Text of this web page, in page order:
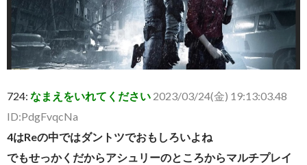
724: なまえをいれてください 2023/03/24(金) 19:13:03.48
ID:PdgFvqcNa
4はReの中ではダントツでおもしろいよね
でもせっかくだからアシュリーのところからマルチプレイ